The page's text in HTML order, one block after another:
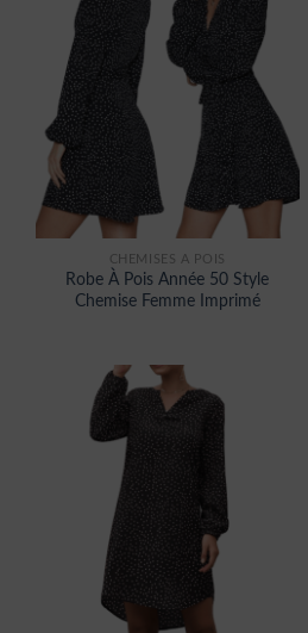
CHEMISES À POIS
Robe À Pois Année 50 Style
Chemise Femme Imprimé